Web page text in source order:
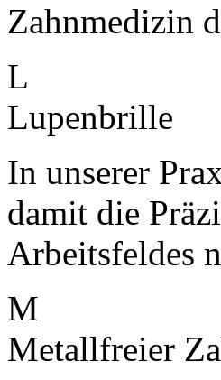
Zahnmedizin
L
Lupenbrille
In unserer
damit die
Arbeitsfeldes
M
Metallfreier